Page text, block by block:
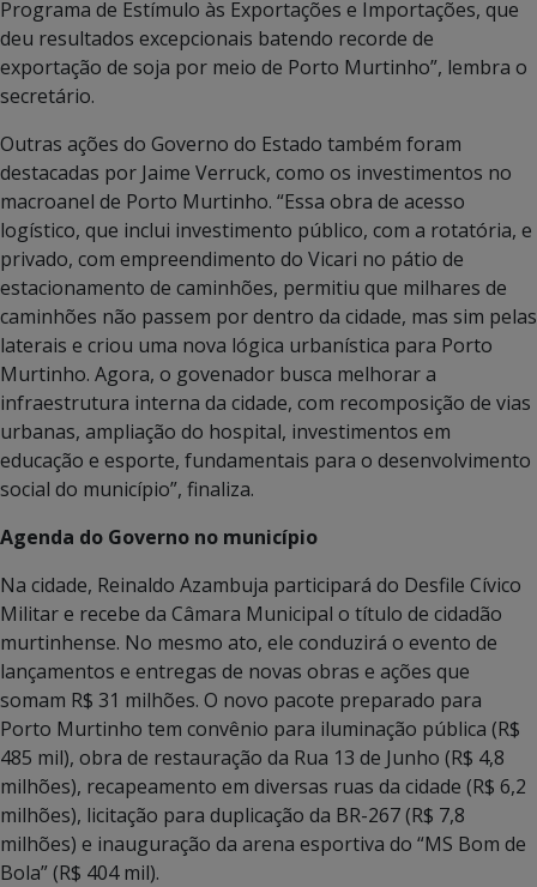
Programa de Estímulo às Exportações e Importações, que
deu resultados excepcionais batendo recorde de
exportação de soja por meio de Porto Murtinho”, lembra o
secretário.
Outras ações do Governo do Estado também foram
destacadas por Jaime Verruck, como os investimentos no
macroanel de Porto Murtinho. “Essa obra de acesso
logístico, que inclui investimento público, com a rotatória, e
privado, com empreendimento do Vicari no pátio de
estacionamento de caminhões, permitiu que milhares de
caminhões não passem por dentro da cidade, mas sim pelas
laterais e criou uma nova lógica urbanística para Porto
Murtinho. Agora, o govenador busca melhorar a
infraestrutura interna da cidade, com recomposição de vias
urbanas, ampliação do hospital, investimentos em
educação e esporte, fundamentais para o desenvolvimento
social do município”, finaliza.
Agenda do Governo no município
Na cidade, Reinaldo Azambuja participará do Desfile Cívico
Militar e recebe da Câmara Municipal o título de cidadão
murtinhense. No mesmo ato, ele conduzirá o evento de
lançamentos e entregas de novas obras e ações que
somam R$ 31 milhões. O novo pacote preparado para
Porto Murtinho tem convênio para iluminação pública (R$
485 mil), obra de restauração da Rua 13 de Junho (R$ 4,8
milhões), recapeamento em diversas ruas da cidade (R$ 6,2
milhões), licitação para duplicação da BR-267 (R$ 7,8
milhões) e inauguração da arena esportiva do “MS Bom de
Bola” (R$ 404 mil).